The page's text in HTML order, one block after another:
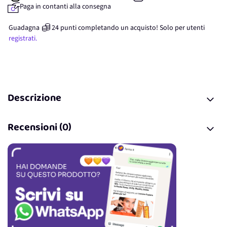
Paga in contanti alla consegna
Guadagna 24 punticompletando un acquisto! Solo per utenti
registrati.
Descrizione
Recensioni (0)